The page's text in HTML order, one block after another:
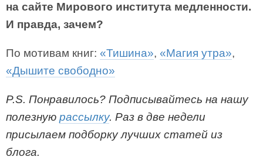
на сайте Мирового института медленности.
И правда, зачем?
По мотивам книг: «Тишина», «Магия утра»,
«Дышите свободно»
P.S. Понравилось? Подписывайтесь на нашу
полезную рассылку. Раз в две недели
присылаем подборку лучших статей из
блога.